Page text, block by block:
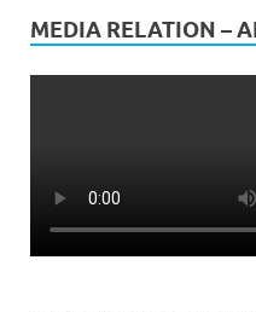
MEDIA RELATION –